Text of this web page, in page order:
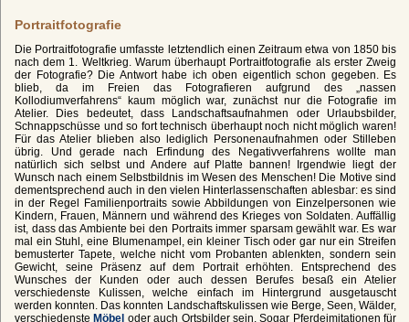
Portraitfotografie
Die Portraitfotografie umfasste letztendlich einen Zeitraum etwa von 1850 bis
nach dem 1. Weltkrieg. Warum überhaupt Portraitfotografie als erster Zweig
der Fotografie? Die Antwort habe ich oben eigentlich schon gegeben. Es
blieb, da im Freien das Fotografieren aufgrund des „nassen
Kollodiumverfahrens“ kaum möglich war, zunächst nur die Fotografie im
Atelier. Dies bedeutet, dass Landschaftsaufnahmen oder Urlaubsbilder,
Schnappschüsse und so fort technisch überhaupt noch nicht möglich waren!
Für das Atelier blieben also lediglich Personenaufnahmen oder Stilleben
übrig. Und gerade nach Erfindung des Negativverfahrens wollte man
natürlich sich selbst und Andere auf Platte bannen! Irgendwie liegt der
Wunsch nach einem Selbstbildnis im Wesen des Menschen! Die Motive sind
dementsprechend auch in den vielen Hinterlassenschaften ablesbar: es sind
in der Regel Familienportraits sowie Abbildungen von Einzelpersonen wie
Kindern, Frauen, Männern und während des Krieges von Soldaten. Auffällig
ist, dass das Ambiente bei den Portraits immer sparsam gewählt war. Es war
mal ein Stuhl, eine Blumenampel, ein kleiner Tisch oder gar nur ein Streifen
bemusterter Tapete, welche nicht vom Probanten ablenkten, sondern sein
Gewicht, seine Präsenz auf dem Portrait erhöhten. Entsprechend des
Wunsches der Kunden oder auch dessen Berufes besaß ein Atelier
verschiedenste Kulissen, welche einfach im Hintergrund ausgetauscht
werden konnten. Das konnten Landschaftskulissen wie Berge, Seen, Wälder,
verschiedensteMöbel oder auch Ortsbilder sein. Sogar Pferdeimitationen für